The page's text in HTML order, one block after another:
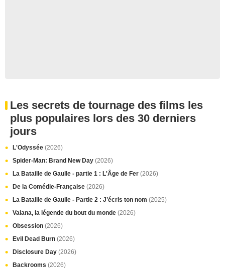
Les secrets de tournage des films les
plus populaires lors des 30 derniers
jours
L'Odyssée (2026)
Spider-Man: Brand New Day (2026)
La Bataille de Gaulle - partie 1 : L'Âge de Fer (2026)
De la Comédie-Française (2026)
La Bataille de Gaulle - Partie 2 : J’écris ton nom (2025)
Vaiana, la légende du bout du monde (2026)
Obsession (2026)
Evil Dead Burn (2026)
Disclosure Day (2026)
Backrooms (2026)